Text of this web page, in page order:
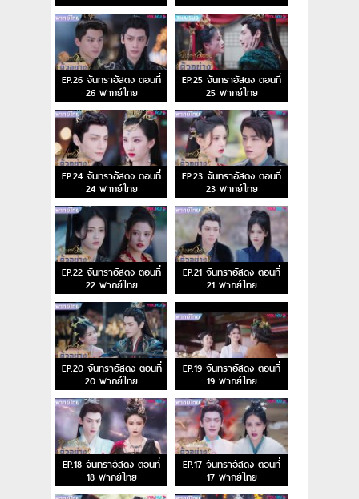
EP.26 จันทราอัสดง ตอนที่
26 พากย์ไทย
EP.25 จันทราอัสดง ตอนที่
25 พากย์ไทย
EP.24 จันทราอัสดง ตอนที่
24 พากย์ไทย
EP.23 จันทราอัสดง ตอนที่
23 พากย์ไทย
EP.22 จันทราอัสดง ตอนที่
22 พากย์ไทย
EP.21 จันทราอัสดง ตอนที่
21 พากย์ไทย
EP.20 จันทราอัสดง ตอนที่
20 พากย์ไทย
EP.19 จันทราอัสดง ตอนที่
19 พากย์ไทย
EP.18 จันทราอัสดง ตอนที่
18 พากย์ไทย
EP.17 จันทราอัสดง ตอนที่
17 พากย์ไทย